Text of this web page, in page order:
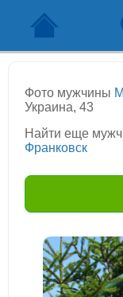
Фото мужчины
Украина, 43
Найти еще
Франковск